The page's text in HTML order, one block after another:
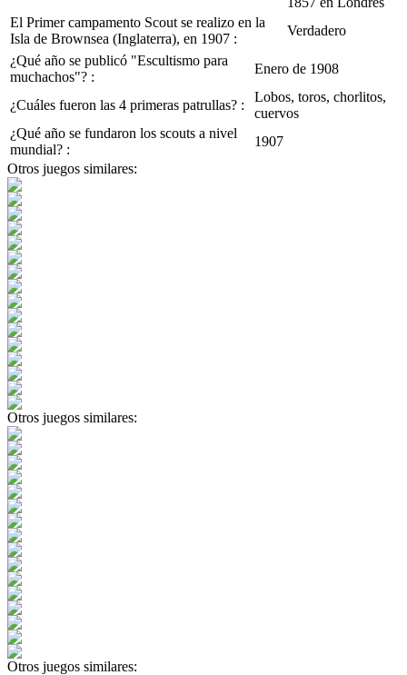
El Primer campamento Scout se realizo en la
Isla de Brownsea (Inglaterra), en 1907 :
Verdadero
¿Qué año se publicó "Escultismo para
muchachos"? :
Enero de 1908
¿Cuáles fueron las 4 primeras patrullas? :
Lobos, toros, chorlitos,
cuervos
¿Qué año se fundaron los scouts a nivel
mundial? :
1907
Otros juegos similares:
Otros juegos similares:
Otros juegos similares: